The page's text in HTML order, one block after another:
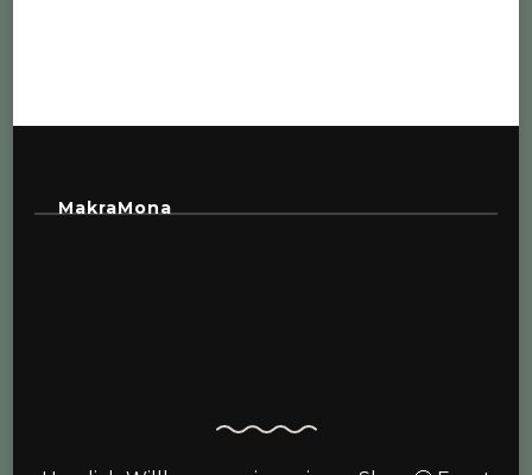
MakraMona